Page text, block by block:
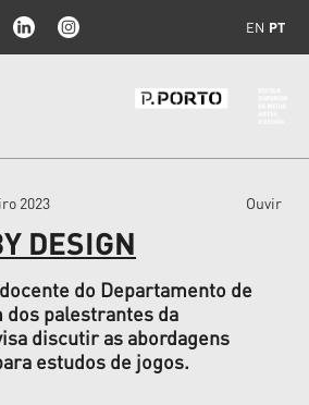
EN PT
2023 Ouvir
DESIGN
do Departamento de
palestrantes da
discutir as abordagens
estudos de jogos.